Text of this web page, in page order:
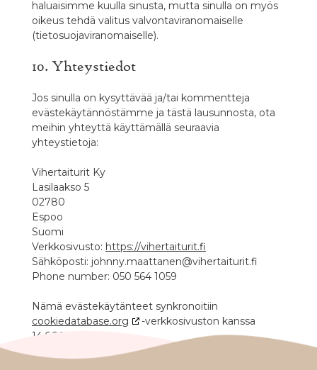
haluaisimme kuulla sinusta, mutta sinulla on myös
oikeus tehdä valitus valvontaviranomaiselle
(tietosuojaviranomaiselle).
10. Yhteystiedot
Jos sinulla on kysyttävää ja/tai kommentteja
evästekäytännöstämme ja tästä lausunnosta, ota
meihin yhteyttä käyttämällä seuraavia
yhteystietoja:
Vihertaiturit Ky
Lasilaakso 5
02780
Espoo
Suomi
Verkkosivusto: https://vihertaiturit.fi
Sähköposti: johnny.maattanen@vihertaiturit.fi
Phone number: 050 564 1059
Nämä evästekäytänteet synkronoitiin
cookiedatabase.org
-verkkosivuston kanssa
14.6.2025.